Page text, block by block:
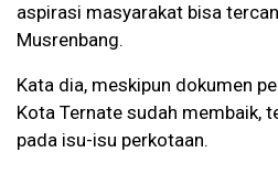
aspirasi masyarakat bisa
Musrenbang.
Kata dia, meskipun dokumen
Kota Ternate sudah membaik,
pada isu-isu perkotaan.